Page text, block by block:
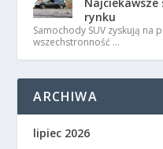
rynku
Samochody SUV zyskują na
wszechstronność …
ARCHIWA
lipiec 2026